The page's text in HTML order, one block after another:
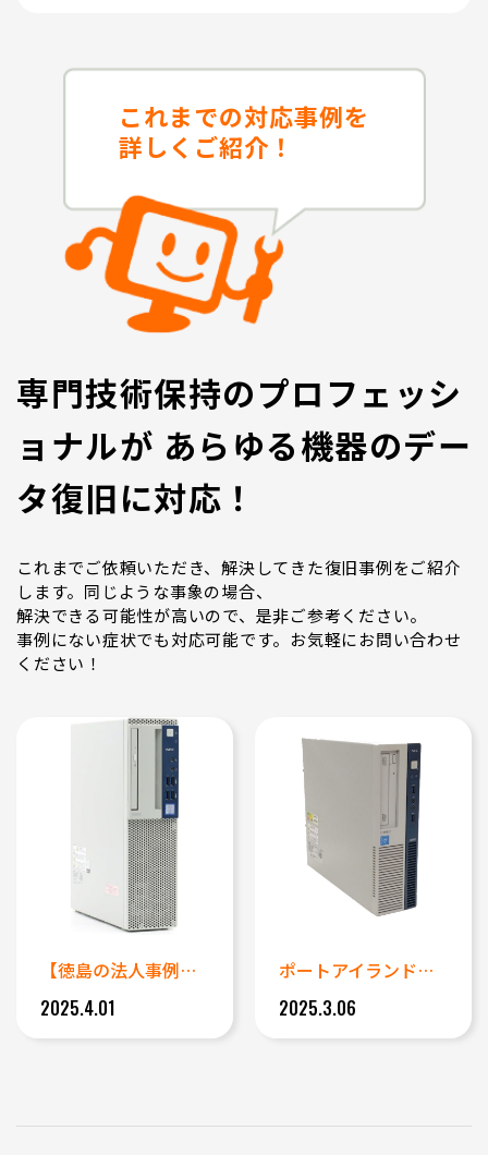
これまでの対応事例を
詳しくご紹介！
専門技術保持のプロフェッシ
ョナルが あらゆる機器のデー
タ復旧に対応！
これまでご依頼いただき、解決してきた復旧事例をご紹介
します。同じような事象の場合、
解決できる可能性が高いので、是非ご参考ください。
事例にない症状でも対応可能です。お気軽にお問い合わせ
ください！
【徳島の法人事例】立ち上がらな...
2025.4.01
ポートアイランド緊急データ復旧...
2025.3.06